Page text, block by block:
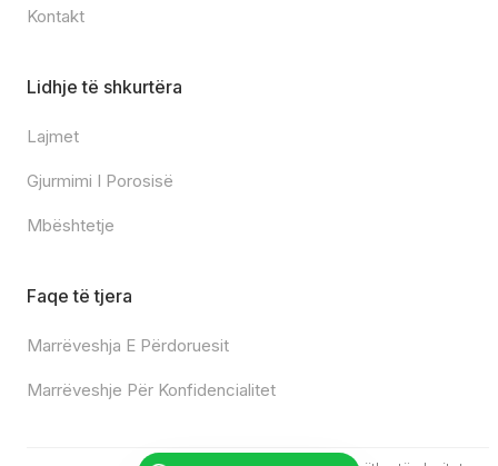
Kontakt
Lidhje të shkurtëra
Lajmet
Gjurmimi I Porosisë
Mbështetje
Faqe të tjera
Marrëveshja E Përdoruesit
Marrëveshje Për Konfidencialitet